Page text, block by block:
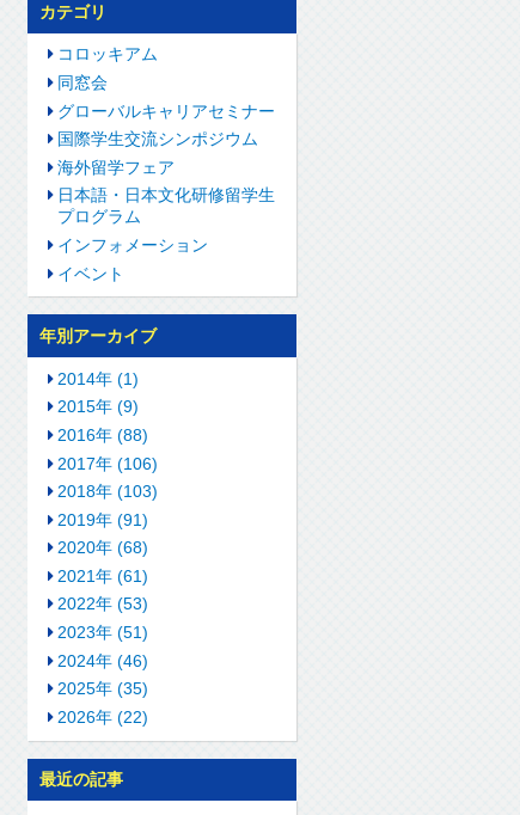
カテゴリ
コロッキアム
同窓会
グローバルキャリアセミナー
国際学生交流シンポジウム
海外留学フェア
日本語・日本文化研修留学生
プログラム
インフォメーション
イベント
年別アーカイブ
2014年 (1)
2015年 (9)
2016年 (88)
2017年 (106)
2018年 (103)
2019年 (91)
2020年 (68)
2021年 (61)
2022年 (53)
2023年 (51)
2024年 (46)
2025年 (35)
2026年 (22)
最近の記事